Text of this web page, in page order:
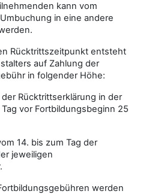
kann vom
in eine andere
Rücktrittszeitpunkt entsteht
auf Zahlung der
in folgender Höhe:
der Rücktrittserklärung in der
vor Fortbildungsbeginn 25
14. bis zum Tag der
jeweiligen
werden